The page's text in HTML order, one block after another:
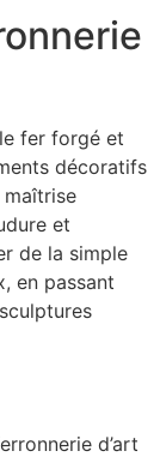
fer forgé et
décoratifs
et
de la simple
en passant
d’art